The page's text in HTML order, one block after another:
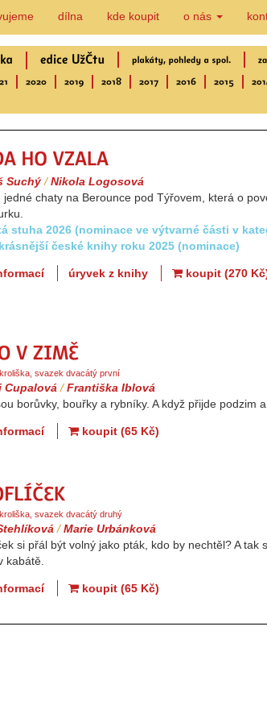
dílna kde koupit o nás
Suchý /Nikola Logosová
jedné chaty na Berounce pod Týřovem, která o
stuha 2026 (nominace ve výtvarné části v
české knihy roku 2025 (nominace)
úryvek z knihy koupit (270
svazek dvacátý první
Cupalová/Františka Iblová
borůvky, bouřky a rybníky. A když přijde
koupit (65 Kč)
svazek dvacátý druhý
/Marie Urbánková
si přál být volný jako pták, kdo by nechtěl? A
kabátě.
koupit (65 Kč)